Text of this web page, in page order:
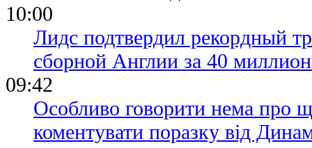
10:00
Лидс подтвердил рекордный
сборной Англии за 40
09:42
Особливо говорити нема про
коментувати поразку від